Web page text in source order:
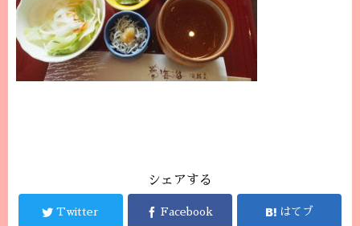
シェアする
Twitter Facebook はてブ